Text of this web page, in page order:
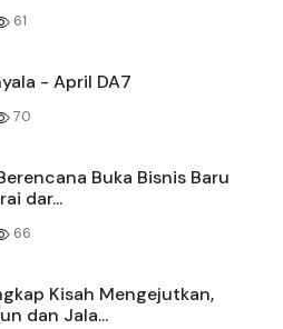
61
- April DA7
70
Buka Bisnis Baru
dar...
66
Kisah Mengejutkan,
dan Jala...